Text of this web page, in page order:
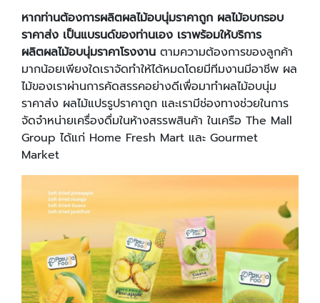
หากท่านต้องการผลิตผลไม้อบนุ่มราคาถูก ผลไม้อบกรอบ
ราคาส่ง เป็นแบรนด์ของท่านเอง เราพร้อมให้บริการ
ผลิตผลไม้อบนุ่มราคาโรงงาน ตามความต้องการของลูกค้า
มากน้อยเพียงใดเราจัดทำให้ได้หมดโดยมีทีมงานมีอาชีพ ผล
ไม้ของเราผ่านการคัดสรรคอย่างดีเพื่อมาทำผลไม้อบนุ่ม
ราคาส่ง ผลไม้แปรรูปราคาถูก และเรามีช่องทางช่วยในการ
จัดจำหน่ายเครื่องดื่มในห้างสรรพสินค้า ในเครือ The Mall
Group ได้แก่ Home Fresh Mart และ Gourmet
Market